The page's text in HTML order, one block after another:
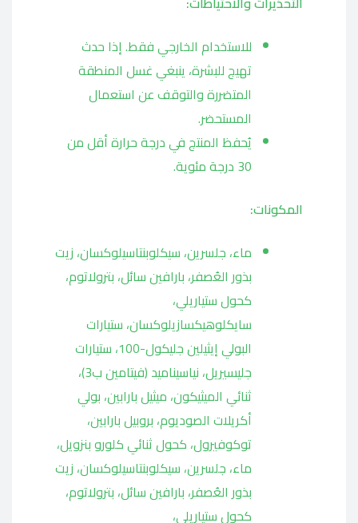
للاستخدام الخارجي فقط. إذا حدث
تهيج للبشرة، ينبغي غسل المنطقة
المتضررة والتوقف عن استعمال
المستحضر.
يُحفظ المنتج في درجة حرارة أقل من
30 درجة مئوية.
المكونات:
ماء، جلسرين، سيكلوبنتاسيلوكسان، زيت
بذور العُصفر، بارافين سائل، بترولاتوم،
كحول ستياريلي،
سايكلوهيكسازيلوكسان، ستيارات
البولي إيثيلين جليكول-100، ستيارات
جليسيريل، نياسيناميد (فيتامين ب3)،
ثنائي الميثيكون، ميثيل بارابين، بولي
أكريلات الصوديوم، بروبيل بارابين،
توكوفيرول، كحول ثنائي كلورو بنزويل،
ماء، جلسرين، سيكلوبنتاسيلوكسان، زيت
بذور العُصفر، بارافين سائل، بترولاتوم،
كحول ستياريلي،